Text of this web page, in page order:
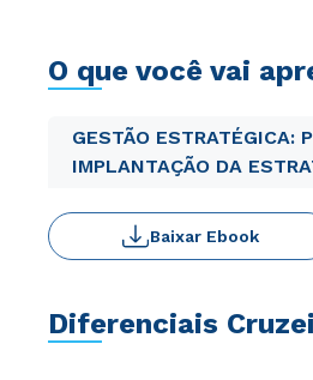
O que você vai
GESTÃO ESTRATÉGICA:
IMPLANTAÇÃO DA
Baixar Ebook
Diferenciais